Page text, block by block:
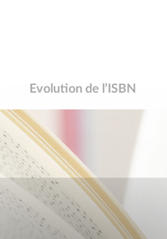
Evolution de l’ISBN